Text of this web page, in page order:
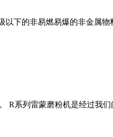
下的非易燃易爆的非金属
R系列雷蒙磨粉机是经过我